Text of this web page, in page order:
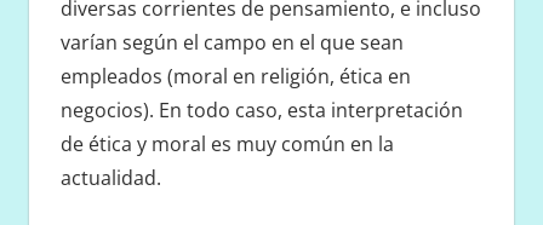
diversas corrientes de pensamiento, e incluso
varían según el campo en el que sean
empleados (moral en religión, ética en
negocios). En todo caso, esta interpretación
de ética y moral es muy común en la
actualidad.